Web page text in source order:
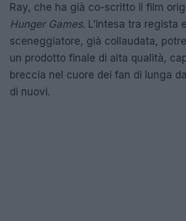
Ray, che ha già co-scritto il film
Hunger Games. L’intesa tra regista e
sceneggiatore, già collaudata,
un prodotto finale di alta qualità,
breccia nel cuore dei fan di lunga
di nuovi.